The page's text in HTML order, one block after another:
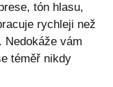
tón hlasu,
rychleji než
Nedokáže vám
téměř nikdy